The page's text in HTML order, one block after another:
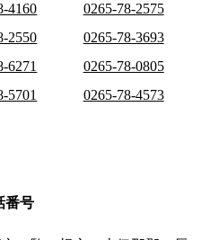
4160
0265-78-2575
2550
0265-78-3693
6271
0265-78-0805
5701
0265-78-4573
番号